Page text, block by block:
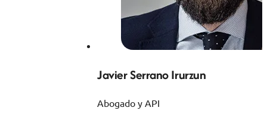
Javier Serrano Irurzun
Abogado y API